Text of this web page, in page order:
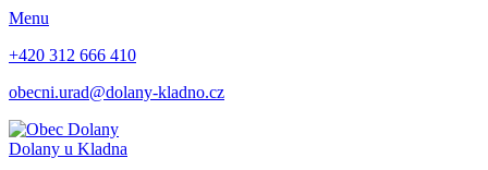
Menu
+420 312 666 410
obecni.urad@dolany-kladno.cz
Dolany u Kladna